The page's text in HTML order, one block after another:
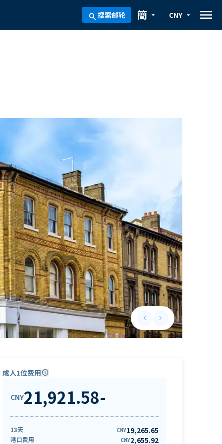
search搜索邮轮 arrow_drop_down
簡 arrow_drop_down
CNY menu
keyboard_arrow_leftPrevious slide
keyboard_arrow_rightNext slide
成人1位费用info
CNY21,921.58-
13天 CNY19,265.65
港口费用 CNY2,655.92